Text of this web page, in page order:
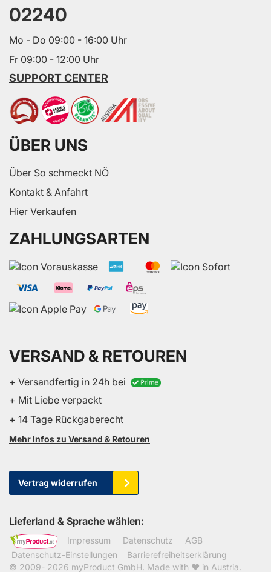
02240
Mo - Do 09:00 - 16:00 Uhr
Fr 09:00 - 12:00 Uhr
SUPPORT CENTER
ÜBER UNS
Über So schmeckt NÖ
Kontakt & Anfahrt
Hier Verkaufen
ZAHLUNGSARTEN
VERSAND & RETOUREN
+ Versandfertig in 24h bei
+ Mit Liebe verpackt
+ 14 Tage Rückgaberecht
Mehr Infos zu Versand & Retouren
Vertrag widerrufen
Lieferland & Sprache wählen:
Impressum Datenschutz
AGB
Datenschutz-Einstellungen
Barrierefreiheitserklärung
© 2009- 2026 myProduct GmbH. Made with ❤ in Austria.